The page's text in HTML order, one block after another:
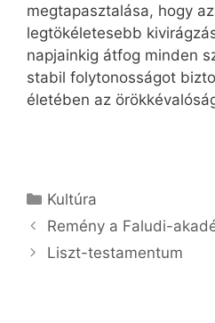
megtapasztalása, hogy
legtökéletesebb
napjainkig átfog minden
stabil folytonosságot
életében az
Kategória
Kultúra
Remény a Faludi-
Liszt-testamentum